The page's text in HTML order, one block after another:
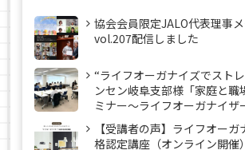
協会会員限定JALO代表理事
vol.207配信しました
“ライフオーガナイズでスト
ンセン岐阜支部様「家庭と職
ミナー～ライフオーガナイザ
【受講者の声】ライフオー
格認定講座（オンライン開催）